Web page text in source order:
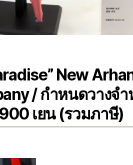
New
/ กำหนดวางจ
เยน (รวมภาษี)